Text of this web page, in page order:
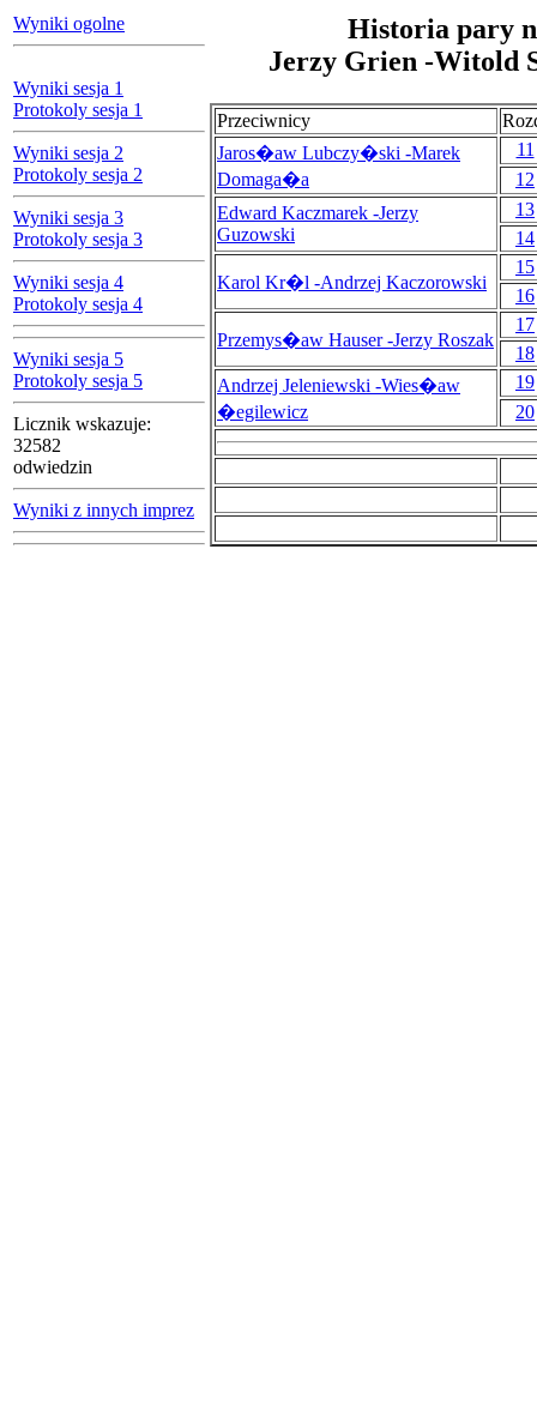
Wyniki ogolne
Wyniki sesja 1
Protokoly sesja 1
Wyniki sesja 2
Protokoly sesja 2
Wyniki sesja 3
Protokoly sesja 3
Wyniki sesja 4
Protokoly sesja 4
Wyniki sesja 5
Protokoly sesja 5
Licznik wskazuje:
32582
odwiedzin
Wyniki z innych imprez
Historia pary
Jerzy Grien -Witold
Przeciwnicy
Jaros�aw Lubczy�ski -Marek
Domaga�a
11
12
Edward Kaczmarek -Jerzy
Guzowski
13
14
Karol Kr�l -Andrzej Kaczorowski
15
16
Przemys�aw Hauser -Jerzy Roszak
17
18
Andrzej Jeleniewski -Wies�aw
�egilewicz
19
20